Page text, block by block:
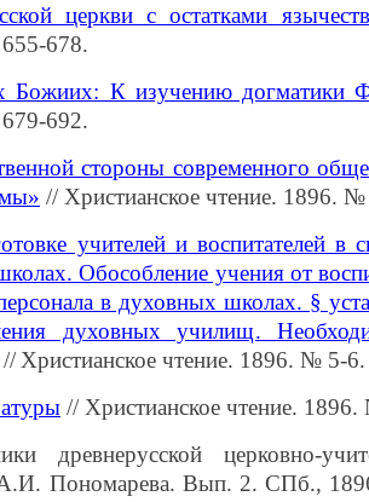
церкви с остатками
678.
Божиих: К изучению догматики
692.
стороны современного
// Христианское чтение. 1896.
учителей и воспитателей в
Обособление учения от
в духовных школах. §
духовных училищ.
// Христианское чтение. 1896. № 5-
// Христианское чтение.
древнерусской церковно-
Пономарева. Вып. 2. СПб.,